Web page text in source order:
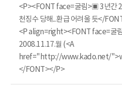
<P><FONT face=굴림>▣ 3년간 2
천징수 당해...환급 어려울 듯</
<P align=right><FONT face=굴
2008.11.17.월 (<A
href="http://www.kado.net/
</FONT></P>